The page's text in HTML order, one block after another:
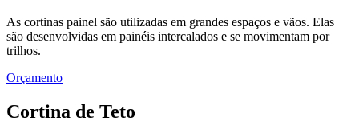
As cortinas painel são utilizadas em grandes espaços e vãos. Elas
são desenvolvidas em painéis intercalados e se movimentam por
trilhos.
Orçamento
Cortina de Teto